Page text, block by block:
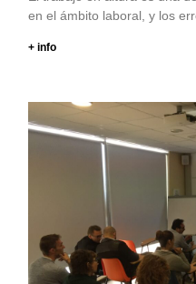
en el ámbito laboral, y los
+ info